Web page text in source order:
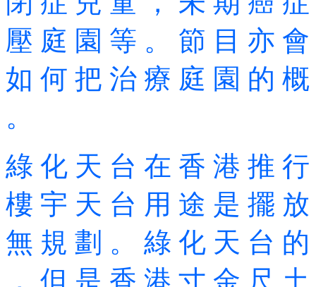
壓 庭 園 等 。 節 目 亦
如 何 把 治 療 庭 園 的
。
綠 化 天 台 在 香 港 推
樓 宇 天 台 用 途 是 擺
無 規 劃 。 綠 化 天 台
， 但 是 香 港 寸 金 尺